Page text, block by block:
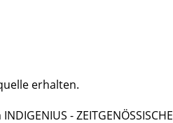
erhalten.
- ZEITGENÖSSISCHE